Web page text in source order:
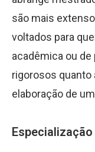
são mais
voltados para
acadêmica ou
rigorosos quanto
elaboração de